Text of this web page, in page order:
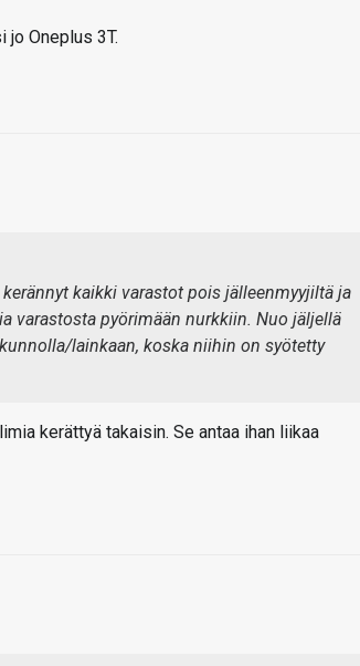
Oneplus 3T.
kaikki varastot pois jälleenmyyjiltä ja
varastosta pyörimään nurkkiin. Nuo jäljellä
lainkaan, koska niihin on syötetty
kerättyä takaisin. Se antaa ihan liikaa